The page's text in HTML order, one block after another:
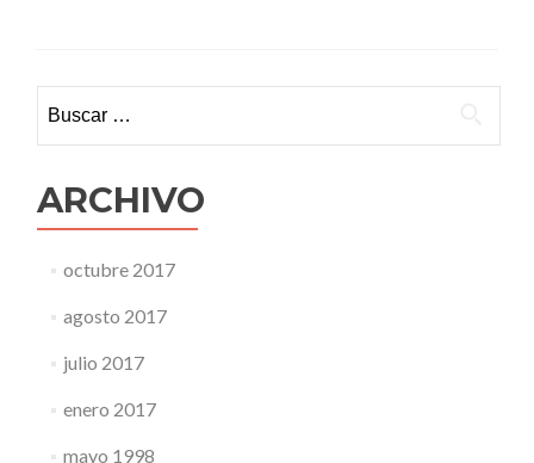
ARCHIVO
octubre 2017
agosto 2017
julio 2017
enero 2017
mayo 1998